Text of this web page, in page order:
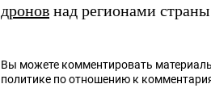
дронов над регионами
Вы можете комментировать
политике по отношению к